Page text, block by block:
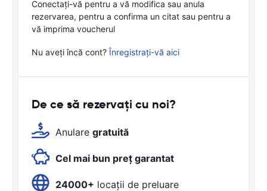
Conectați-vă pentru a vă modifica sau anula
rezervarea, pentru a confirma un citat sau pentru a
vă imprima voucherul
Nu aveți încă cont? Înregistrați-vă aici
De ce să rezervați cu noi?
Anulare gratuită
Cel mai bun preț garantat
24000+ locații de preluare